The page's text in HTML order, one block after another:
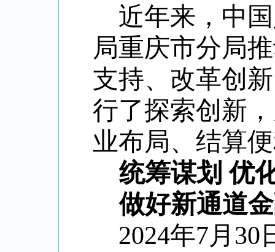
近年来， 中
局重庆市分局
支持、改革创
行了探索创新
业布局、结算
统筹谋划 优
做好新通道
2024年7月